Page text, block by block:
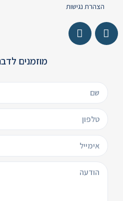
הצהרת נגישות
מוזמנים